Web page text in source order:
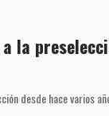
la
desde hace varios